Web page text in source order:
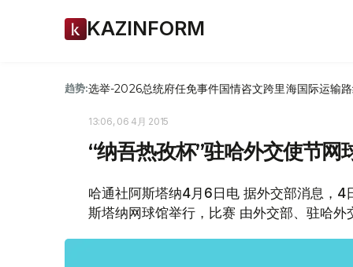
KAZINFORM
趋势:选举-2026总统府任免事件国情咨文跨里海国际运输
13:06, 06 4月 2015
“纳吾热孜杯”驻哈外交使节网
哈通社阿斯塔纳4月6日电 据外交部消息，
斯塔纳网球馆举行，比赛 由外交部、驻哈外